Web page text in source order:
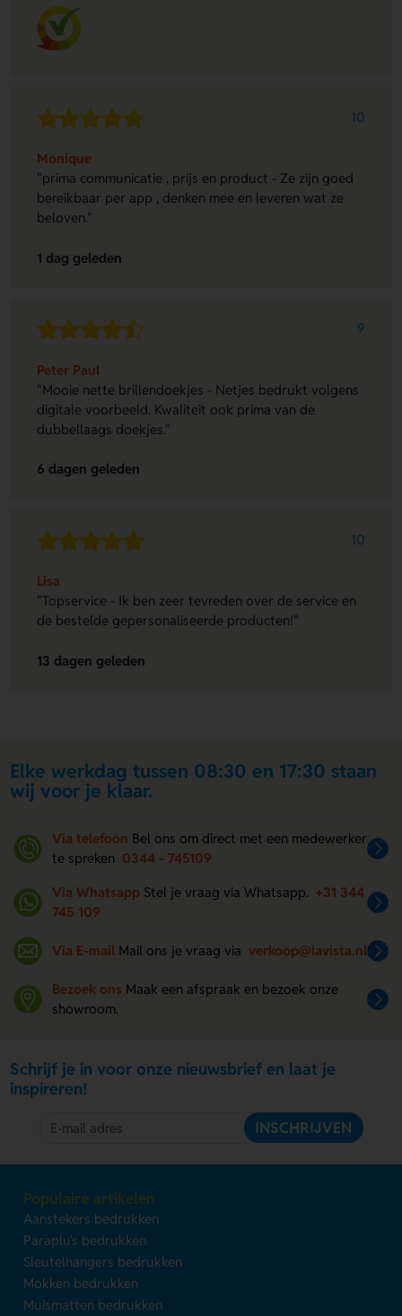
10
Monique
"prima communicatie , prijs en product - Ze zijn goed
bereikbaar per app , denken mee en leveren wat ze
beloven."
1 dag geleden
9
Peter Paul
"Mooie nette brillendoekjes - Netjes bedrukt volgens
digitale voorbeeld. Kwaliteit ook prima van de
dubbellaags doekjes."
6 dagen geleden
10
Lisa
"Topservice - Ik ben zeer tevreden over de service en
de bestelde gepersonaliseerde producten!"
13 dagen geleden
Elke werkdag tussen 08:30 en 17:30 staan
wij voor je klaar.
Via telefoon Bel ons om direct met een medewerker
te spreken 0344 - 745109
Via Whatsapp Stel je vraag via Whatsapp. +31 344
745 109
Via E-mail Mail ons je vraag via verkoop@lavista.nl
Bezoek ons Maak een afspraak en bezoek onze
showroom.
Schrijf je in voor onze nieuwsbrief en laat je
inspireren!
INSCHRIJVEN
Populaire artikelen
Aanstekers bedrukken
Paraplu's bedrukken
Sleutelhangers bedrukken
Mokken bedrukken
Muismatten bedrukken